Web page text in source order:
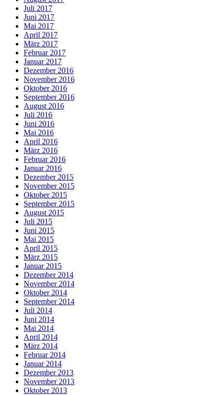
Juli 2017
Juni 2017
Mai 2017
April 2017
März 2017
Februar 2017
Januar 2017
Dezember 2016
November 2016
Oktober 2016
September 2016
August 2016
Juli 2016
Juni 2016
Mai 2016
April 2016
März 2016
Februar 2016
Januar 2016
Dezember 2015
November 2015
Oktober 2015
September 2015
August 2015
Juli 2015
Juni 2015
Mai 2015
April 2015
März 2015
Januar 2015
Dezember 2014
November 2014
Oktober 2014
September 2014
Juli 2014
Juni 2014
Mai 2014
April 2014
März 2014
Februar 2014
Januar 2014
Dezember 2013
November 2013
Oktober 2013